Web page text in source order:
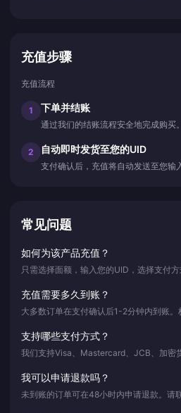
充值步骤
充值流程
1 下单并结账
通过我们的结账流程安全地完成购买。
2 自动即时发货至您的UID
支付确认后，充值将自动发送至您
常见问题
如何为该产品充值？
只需选择面额，输入您的UID，选择支付
充值需要多久到账？
大多数订单在支付确认后1-2分钟内到账。
支持哪些支付方式？
我们支持Visa、Mastercard、JCB、加密
我可以申请退款吗？
未到账的订单可在48小时内申请退款。请